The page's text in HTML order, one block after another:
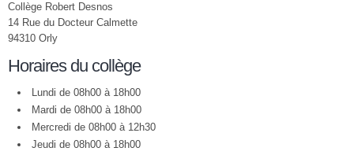
Collège Robert Desnos
14 Rue du Docteur Calmette
94310 Orly
Horaires du collège
Lundi de 08h00 à 18h00
Mardi de 08h00 à 18h00
Mercredi de 08h00 à 12h30
Jeudi de 08h00 à 18h00